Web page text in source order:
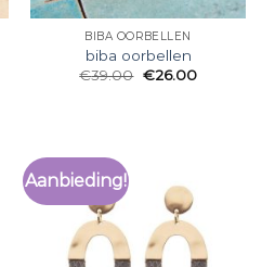
BIBA OORBELLEN
biba oorbellen
€39.00 €26.00
Aanbieding!